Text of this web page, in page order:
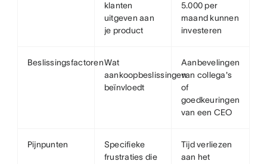
klanten
uitgeven aan
je product
5.000 per
maand kunnen
investeren
BeslissingsfactorenWat
aankoopbeslissingen
beïnvloedt
Aanbevelingen
van collega's
of
goedkeuringen
van een CEO
Pijnpunten
Specifieke
frustraties die
Tijd verliezen
aan het